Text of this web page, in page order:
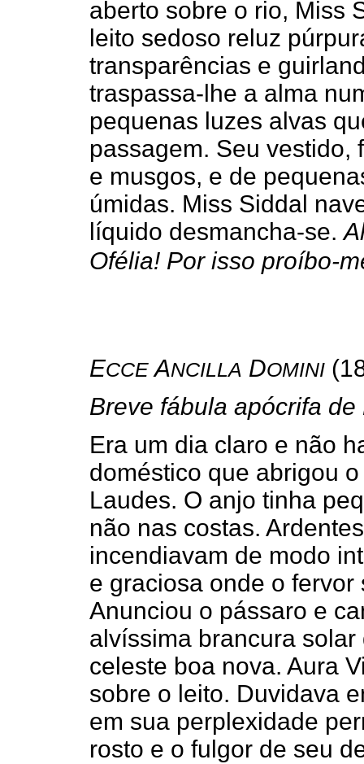
aberto sobre o rio, Miss
leito sedoso reluz
transparências e
traspassa-lhe a alma
pequenas luzes alvas
passagem. Seu vestido,
e musgos, e de
úmidas. Miss Siddal
líquido desmancha-se.
Ofélia! Por isso proíbo-
ECCE ANCILLA DOMINI
Breve fábula apócrifa de
Era um dia claro e não
doméstico que abrigou
Laudes. O anjo tinha
não nas costas.
incendiavam de modo
e graciosa onde o
Anunciou o pássaro e
alvíssima brancura
celeste boa nova. Aura
sobre o leito. Duvidava
em sua perplexidade
rosto e o fulgor de seu